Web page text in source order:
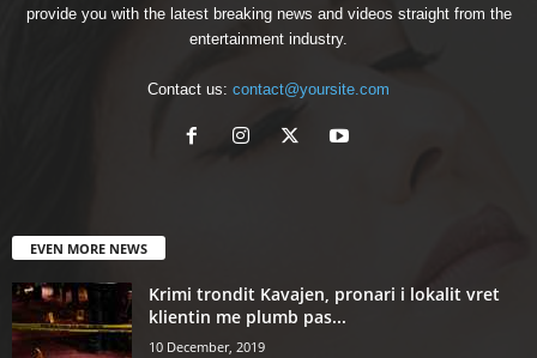
provide you with the latest breaking news and videos straight from the
entertainment industry.
Contact us: contact@yoursite.com
EVEN MORE NEWS
Krimi trondit Kavajen, pronari i lokalit vret
klientin me plumb pas...
10 December, 2019